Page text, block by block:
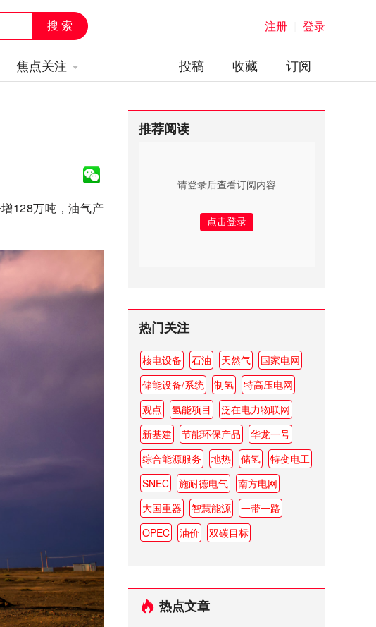
注册 登录
焦点关注 订阅
收藏
投稿
128万吨，油气产
推荐阅读
请登录后查看订阅内容
热门关注
核电设备 石油 天然气
国家电网
储能设备/系统
制氢
特高压电网
观点
氢能项目
泛在电力物联网
新基建
节能环保产品
华龙一号
综合能源服务
地热 储氢
特变电工
SNEC
施耐德电气
南方电网
大国重器
智慧能源
一带一路
OPEC
油价 双碳目标
热点文章